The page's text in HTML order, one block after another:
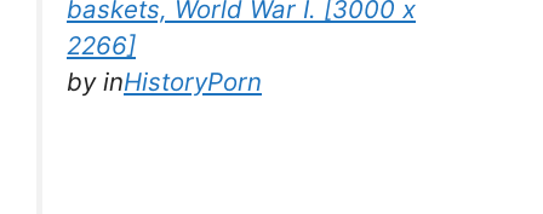
baskets, World War I. [3000 x
2266]
byinHistoryPorn